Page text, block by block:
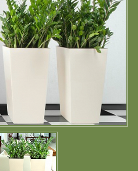
Контакты